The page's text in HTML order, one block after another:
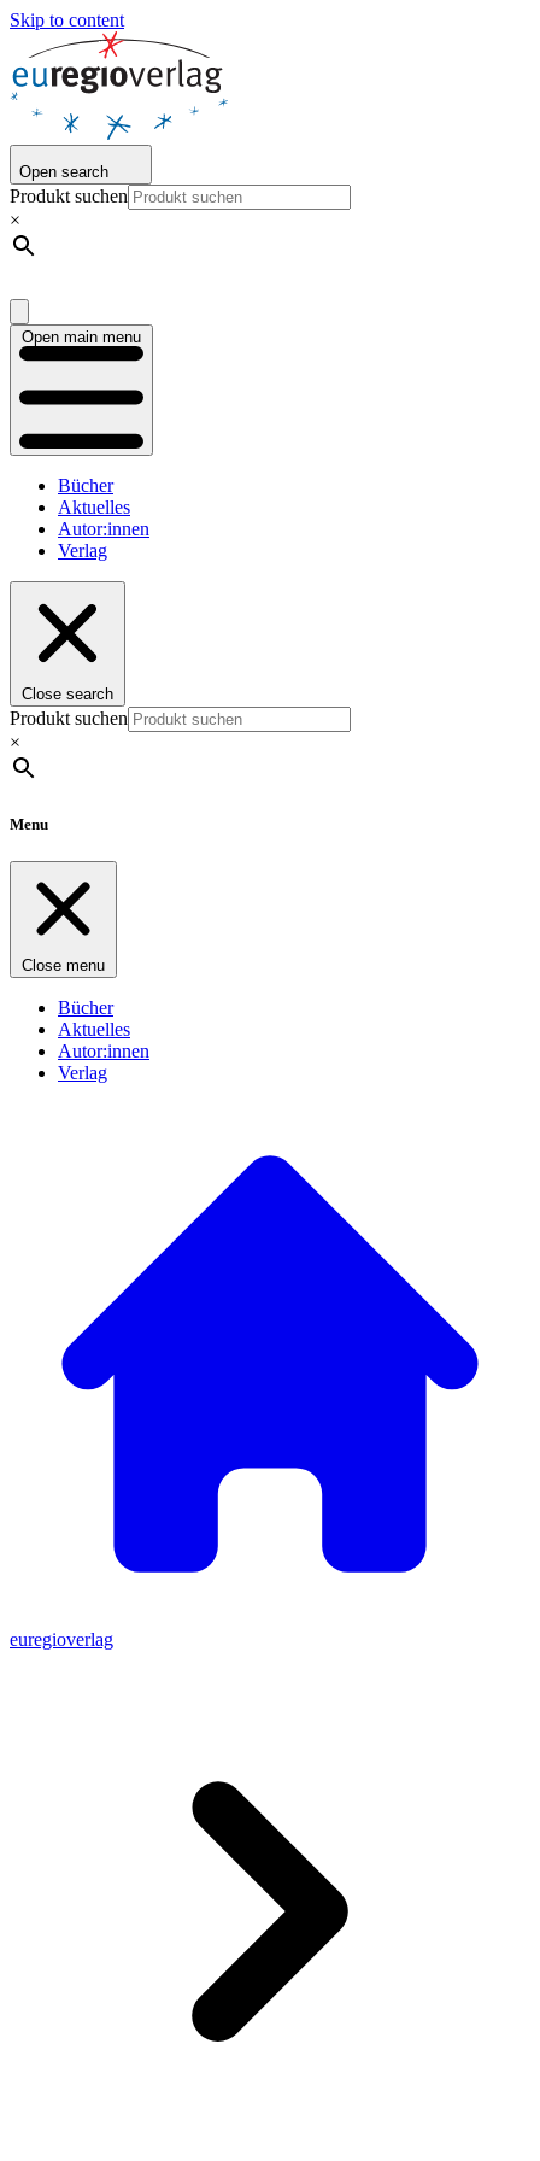
Skip to content
Open search
Produkt suchen
×
Open main menu
Bücher
Aktuelles
Autor:innen
Verlag
Close search
Produkt suchen
×
Menu
Close menu
Bücher
Aktuelles
Autor:innen
Verlag
euregioverlag